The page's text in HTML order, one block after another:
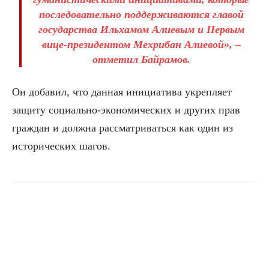
последовательно поддерживаются главой
государства Ильхамом Алиевым и Первым
вице-президентом Мехрибан Алиевой», –
отметил Байрамов.
Он добавил, что данная инициатива укрепляет
защиту социально-экономических и других прав
граждан и должна рассматриваться как один из
исторических шагов.